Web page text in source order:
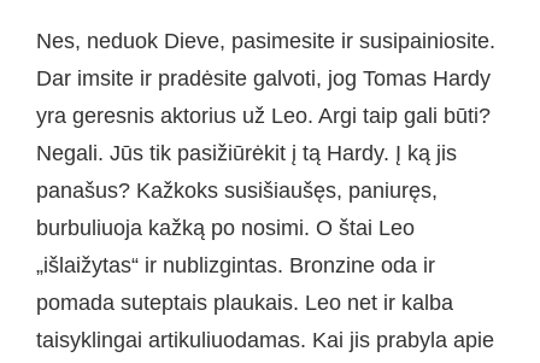
Nes, neduok Dieve, pasimesite ir susipainiosite.
Dar imsite ir pradėsite galvoti, jog Tomas Hardy
yra geresnis aktorius už Leo. Argi taip gali būti?
Negali. Jūs tik pasižiūrėkit į tą Hardy. Į ką jis
panašus? Kažkoks susišiaušęs, paniuręs,
burbuliuoja kažką po nosimi. O štai Leo
„išlaižytas“ ir nublizgintas. Bronzine oda ir
pomada suteptais plaukais. Leo net ir kalba
taisyklingai artikuliuodamas. Kai jis prabyla apie